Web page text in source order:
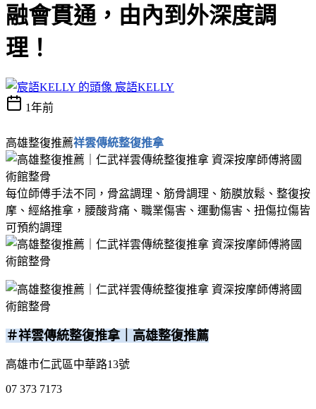
融會貫通，由內到外深度調
理！
宸語KELLY
1年前
高雄整復推薦祥雲傳統整復推拿
每位師傅手法不同，骨盆調理、筋骨調理、筋膜放鬆、整復按
摩、經絡推拿，腰酸背痛、職業傷害、運動傷害、扭傷拉傷皆
可預約調理
＃祥雲傳統整復推拿｜高雄整復推薦
高雄市仁武區中華路13號
07 373 7173